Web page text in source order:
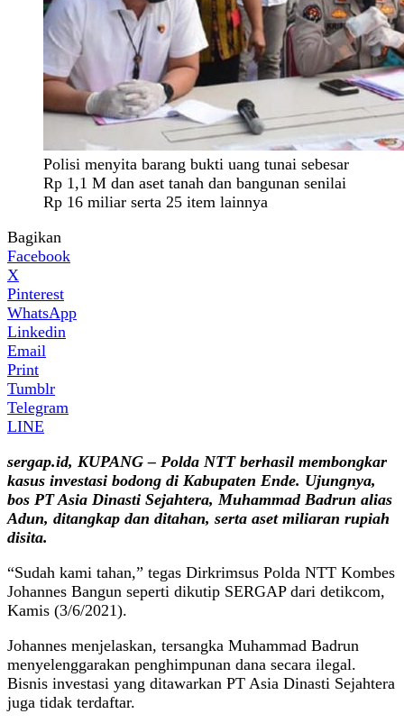
Polisi menyita barang bukti uang tunai sebesar
Rp 1,1 M dan aset tanah dan bangunan senilai
Rp 16 miliar serta 25 item lainnya
Bagikan
Facebook
X
Pinterest
WhatsApp
Linkedin
Email
Print
Tumblr
Telegram
LINE
sergap.id, KUPANG – Polda NTT berhasil membongkar
kasus investasi bodong di Kabupaten Ende. Ujungnya,
bos PT Asia Dinasti Sejahtera, Muhammad Badrun alias
Adun, ditangkap dan ditahan, serta aset miliaran rupiah
disita.
“Sudah kami tahan,” tegas Dirkrimsus Polda NTT Kombes
Johannes Bangun seperti dikutip SERGAP dari detikcom,
Kamis (3/6/2021).
Johannes menjelaskan, tersangka Muhammad Badrun
menyelenggarakan penghimpunan dana secara ilegal.
Bisnis investasi yang ditawarkan PT Asia Dinasti Sejahtera
juga tidak terdaftar.